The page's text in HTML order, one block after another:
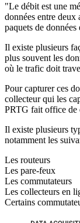
"Le débit est une
données entre deux
paquets de
Il existe plusieurs
plus souvent les
où le trafic doit
Pour capturer ces
collecteur qui les
PRTG fait office de
Il existe plusieurs
notamment les
Les routeurs
Les pare-feux
Les commutateurs
Les collecteurs en
Certains